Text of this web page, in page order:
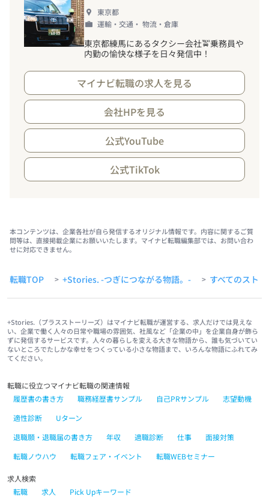
東京都
運輸・交通・ 物流・倉庫
東京都練馬にあるタクシー会社🚖乗務員や
内勤の愉快な様子を日々発信中 ！
マイナビ転職の求人を見る
会社HPを見る
公式YouTube
公式TikTok
本コンテンツは、企業各社が自ら発信するオリジナル情報です。内容に関するご質
問等は、直接掲載企業にお願いいたします。マイナビ転職編集部では、お問い合わ
せに対応できません。
転職TOP > +Stories. -つぎにつながる物語。- > すべてのスト
+Stories.（プラスストーリーズ）はマイナビ転職が運営する、求人だけでは見えな
い、企業で働く人々の日常や職場の雰囲気、社風など「企業の中」を企業自身が飾ら
ずに発信するサービスです。人々の暮らしを変える大きな物語から、誰も気づいてい
ないところでたしかな幸せをつくっている小さな物語まで、いろんな物語にふれてみ
てください。
転職に役立つマイナビ転職の関連情報
履歴書の書き方
職務経歴書サンプル 自己PRサンプル
志望動機
適性診断
Uターン
退職願・退職届の書き方
年収 適職診断 仕事
面接対策
転職ノウハウ
転職フェア・イベント 転職WEBセミナー
求人検索
転職
求人 Pick Upキーワード